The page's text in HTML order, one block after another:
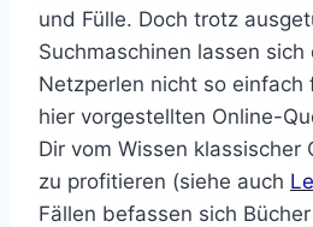
und Fülle. Doch trotz
Suchmaschinen lassen sich
Netzperlen nicht so einfach
hier vorgestellten Online-
Dir vom Wissen klassischer
zu profitieren (siehe auch
Fällen befassen sich